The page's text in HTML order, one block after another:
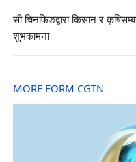
सी चिनफिङद्वारा किसान र
शुभकामना
MORE FORM CGTN